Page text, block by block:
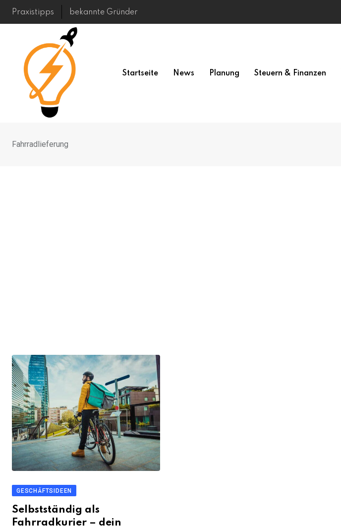
Skip
Praxistipps bekannte Gründer
Startseite News Planung Steuern & Finanzen
Fahrradlieferung
GESCHÄFTSIDEEN
Selbstständig als
Fahrradkurier – dein